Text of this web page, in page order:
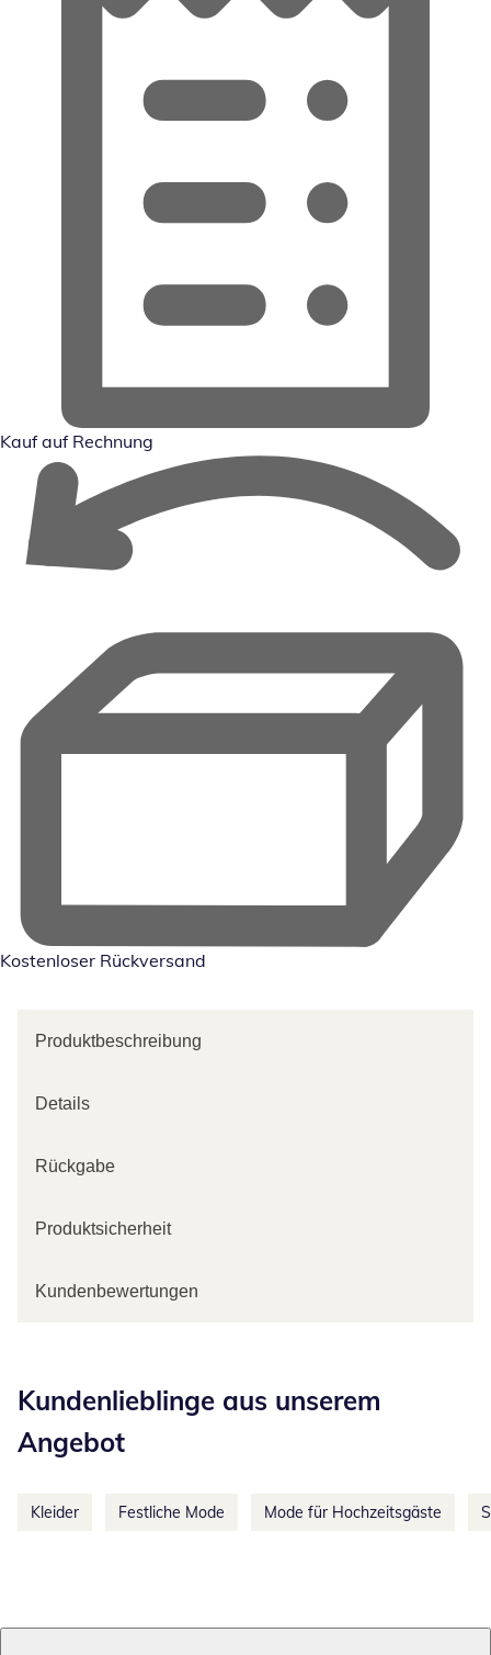
Kauf auf Rechnung
Kostenloser Rückversand
Produktbeschreibung
Details
Rückgabe
Produktsicherheit
Kundenbewertungen
Kundenlieblinge aus unserem
Angebot
Kleider Festliche Mode Mode für Hochzeitsgäste